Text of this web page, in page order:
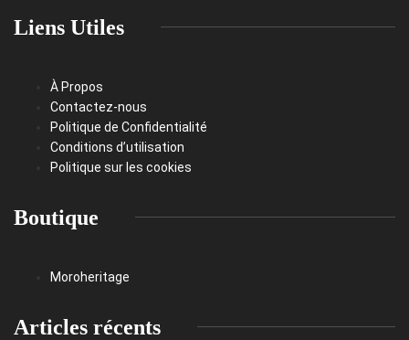
Liens Utiles
À Propos
Contactez-nous
Politique de Confidentialité
Conditions d’utilisation
Politique sur les cookies
Boutique
Moroheritage
Articles récents